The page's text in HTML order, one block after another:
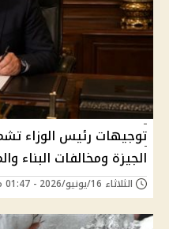
توجيهات رئيس الوزاء
الجيزة ومخالفات البناء
الثلاثاء 16/يونيو/2026 - 01:47 م